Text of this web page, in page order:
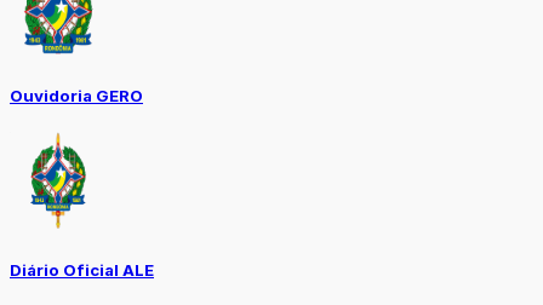
Ouvidoria GERO
Diário Oficial ALE